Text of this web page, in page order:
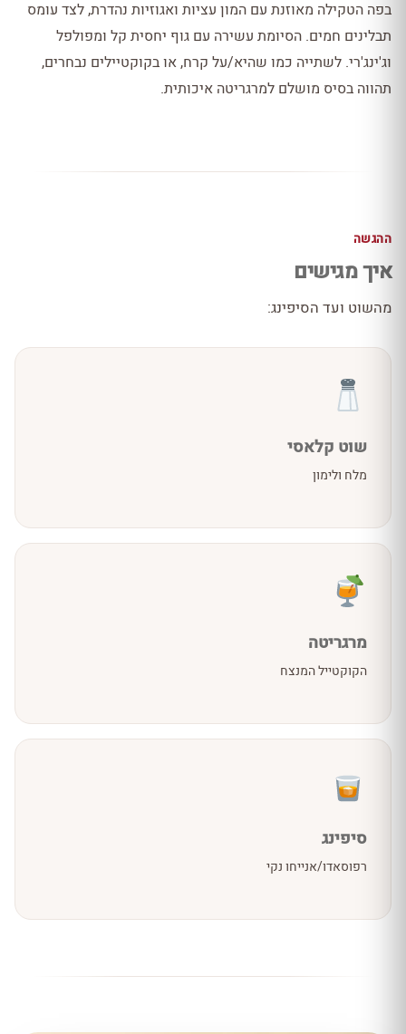
בפה הטקילה מאוזנת עם המון עציות ואגוזיות נהדרת, לצד עומס
תבלינים חמים. הסיומת עשירה עם גוף יחסית קל ומפולפל
וג'ינג'רי. לשתייה כמו שהיא/על קרח, או בקוקטיילים נבחרים,
תהווה בסיס מושלם למרגריטה איכותית.
ההגשה
איך מגישים
מהשוט ועד הסיפינג:
שוט קלאסי
מלח ולימון
מרגריטה
הקוקטייל המנצח
סיפינג
רפוסאדו/אנייחו נקי